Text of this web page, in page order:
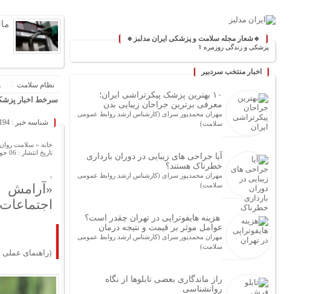
🔹شعار مجله سلامت و پزشکی ایران مدلبز🔹
دانش پزشکی و زندگی روزمره ⚕️
اخبار منتخب سردبیر
۱۰ بهترین پزشک پیکرتراشی ایران؛
معرفی برترین جراحان زیبایی بدن
مهران محمدپور سرای (کارشناس ارشد روابط عمومی
سلامت)
آیا جراحی های زیبایی در دوران بارداری
خطرناک هستند؟
مهران محمدپور سرای (کارشناس ارشد روابط عمومی
سلامت)
هزینه هایفوتراپی در تهران چقدر است؟
عوامل موثر بر قیمت و نتیجه درمان
مهران محمدپور سرای (کارشناس ارشد روابط عمومی
سلامت)
راز ماندگاری بعضی تابلوها از نگاه
روانشناسی
نظام سلامت
سرخط اخبار
شناسه خبر : 121194
خانه » سلامت روان
تاریخ انتشار : 06 جولای 2026 - 9:11 |
«آرامش
(راهنمای